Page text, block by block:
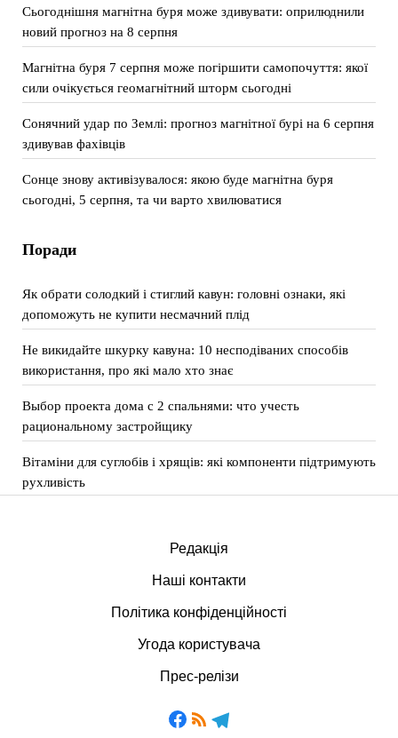
Сьогоднішня магнітна буря може здивувати: оприлюднили
новий прогноз на 8 серпня
Магнітна буря 7 серпня може погіршити самопочуття: якої
сили очікується геомагнітний шторм сьогодні
Сонячний удар по Землі: прогноз магнітної бурі на 6 серпня
здивував фахівців
Сонце знову активізувалося: якою буде магнітна буря
сьогодні, 5 серпня, та чи варто хвилюватися
Поради
Як обрати солодкий і стиглий кавун: головні ознаки, які
допоможуть не купити несмачний плід
Не викидайте шкурку кавуна: 10 несподіваних способів
використання, про які мало хто знає
Выбор проекта дома с 2 спальнями: что учесть
рациональному застройщику
Вітаміни для суглобів і хрящів: які компоненти підтримують
рухливість
Редакція
Наші контакти
Політика конфіденційності
Угода користувача
Прес-релізи